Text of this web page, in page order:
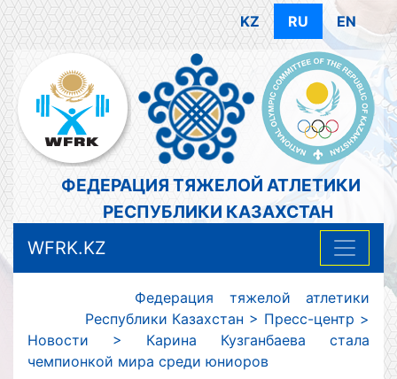
KZ RU EN
ФЕДЕРАЦИЯ ТЯЖЕЛОЙ АТЛЕТИКИ
РЕСПУБЛИКИ КАЗАХСТАН
WFRK.KZ
Федерация тяжелой атлетики
Республики Казахстан > Пресс-центр >
Новости > Карина Кузганбаева стала
чемпионкой мира среди юниоров